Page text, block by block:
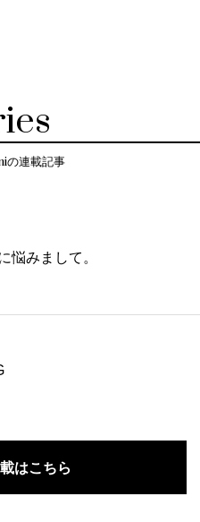
の連載記事
悩みまして。
はこちら